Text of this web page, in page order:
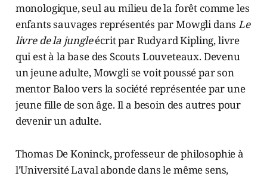
monologique, seul au milieu de la forêt comme les
enfants sauvages représentés par Mowgli dansLe
livre de la jungleécrit par Rudyard Kipling, livre
qui est à la base des Scouts Louveteaux. Devenu
un jeune adulte, Mowgli se voit poussé par son
mentor Baloo vers la société représentée par une
jeune fille de son âge. Il a besoin des autres pour
devenir un adulte.
Thomas De Koninck, professeur de philosophie à
l’Université Laval abonde dans le même sens,